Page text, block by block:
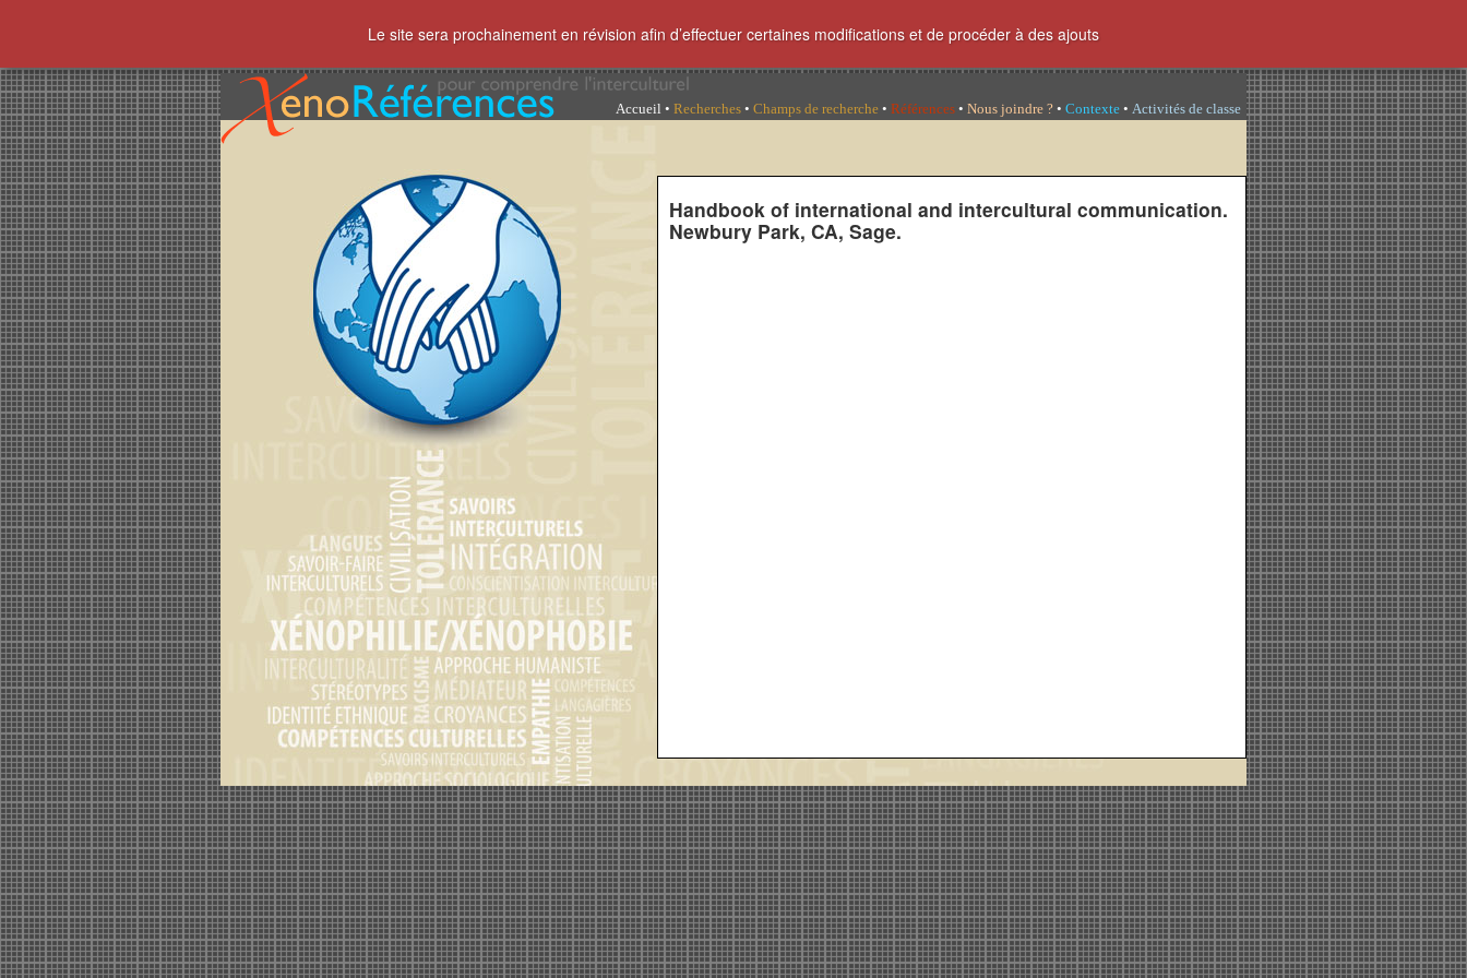
Le site sera prochainement en révision afin d’effectuer certaines modifications et de procéder à des ajouts
Accueil • Recherches • Champs de recherche • Références • Nous joindre ? • Contexte • Activités de classe
Handbook of international and intercultural communication.
Newbury Park, CA, Sage.